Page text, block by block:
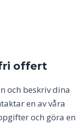
offert
och beskriv dina
en av våra
och göra en